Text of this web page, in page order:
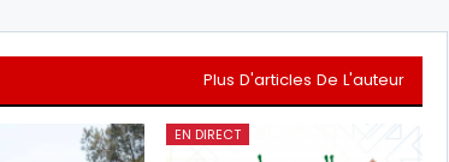
Plus D'articles De L'auteur
EN DIRECT